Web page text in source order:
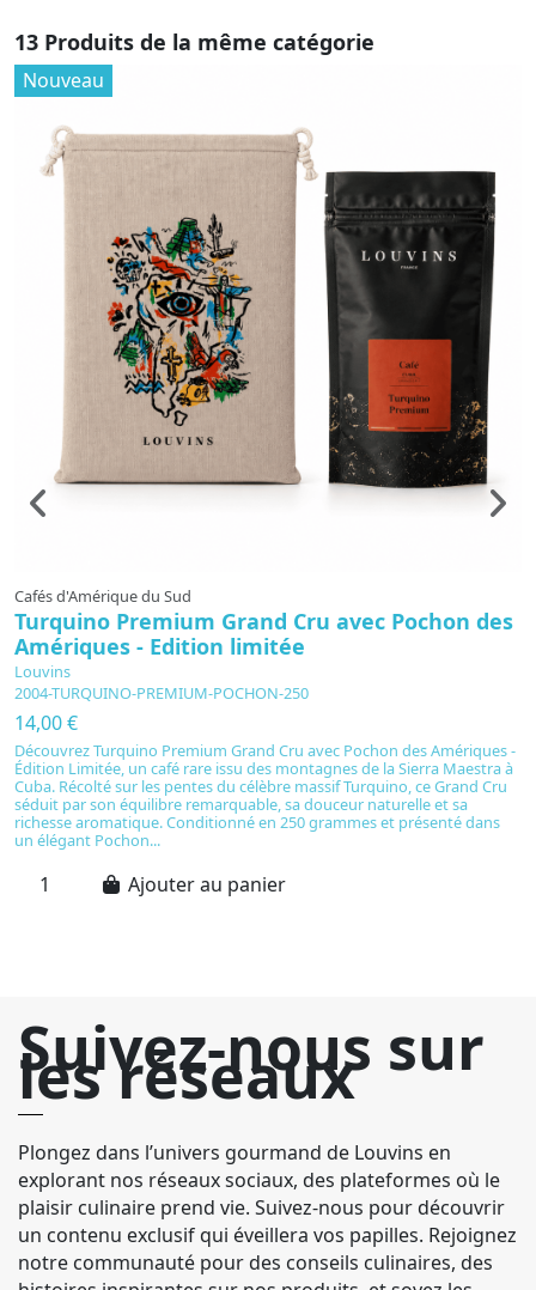
13 Produits de la même catégorie
Nouveau
Cafés d'Amérique du Sud
Turquino Premium Grand Cru avec Pochon des
Amériques - Edition limitée
Louvins
2004-TURQUINO-PREMIUM-POCHON-250
14,00 €
Découvrez Turquino Premium Grand Cru avec Pochon des Amériques -
Édition Limitée, un café rare issu des montagnes de la Sierra Maestra à
Cuba. Récolté sur les pentes du célèbre massif Turquino, ce Grand Cru
séduit par son équilibre remarquable, sa douceur naturelle et sa
richesse aromatique. Conditionné en 250 grammes et présenté dans
un élégant Pochon...
Ajouter au panier
Suivez-nous sur
les réseaux
Plongez dans l’univers gourmand de Louvins en
explorant nos réseaux sociaux, des plateformes où le
plaisir culinaire prend vie. Suivez-nous pour découvrir
un contenu exclusif qui éveillera vos papilles. Rejoignez
notre communauté pour des conseils culinaires, des